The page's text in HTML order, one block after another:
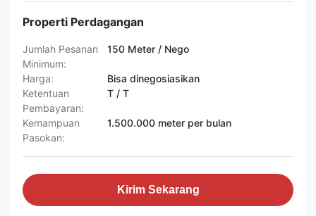
Properti Perdagangan
Jumlah Pesanan
Minimum:
150 Meter / Nego
Harga:
Bisa dinegosiasikan
Ketentuan
Pembayaran:
T / T
Kemampuan
Pasokan:
1.500.000 meter per bulan
Kirim Sekarang